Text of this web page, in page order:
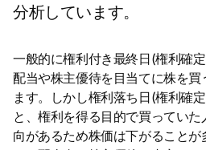
分析しています。
一般的に権利付き最終日(権利確
配当や株主優待を目当てに株を買
ます。しかし権利落ち日(権利確
と、権利を得る目的で買ってい
向があるため株価は下がること